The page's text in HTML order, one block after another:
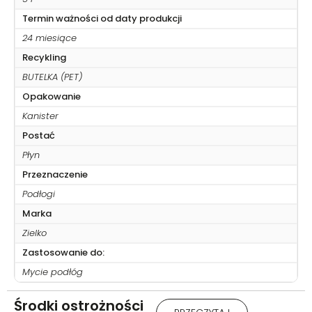
Termin ważności od daty produkcji
24 miesiące
Recykling
BUTELKA (PET)
Opakowanie
Kanister
Postać
Płyn
Przeznaczenie
Podłogi
Marka
Zielko
Zastosowanie do:
Mycie podłóg
Środki ostrożności
Uwaga: Działa drażniąco na